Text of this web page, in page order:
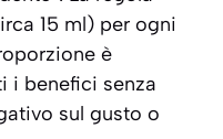
15 ml) per ogni
è
i benefici senza
sul gusto o